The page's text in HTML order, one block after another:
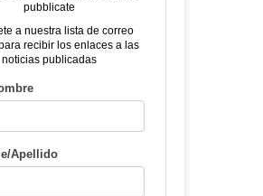
pubblicate
a nuestra lista de correo
recibir los enlaces a las
noticias publicadas
Apellido